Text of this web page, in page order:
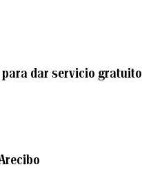
para dar servicio gratuito